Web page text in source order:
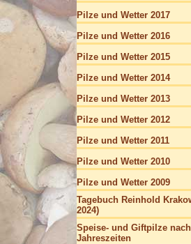
Pilze und Wetter 2017
Pilze und Wetter 2016
Pilze und Wetter 2015
Pilze und Wetter 2014
Pilze und Wetter 2013
Pilze und Wetter 2012
Pilze und Wetter 2011
Pilze und Wetter 2010
Pilze und Wetter 2009
Tagebuch Reinhold
2024)
Speise- und Giftpilze nach
Jahreszeiten